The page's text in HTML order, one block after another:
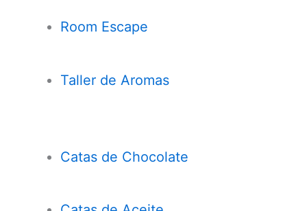
Room Escape
Taller de Aromas
Catas de Chocolate